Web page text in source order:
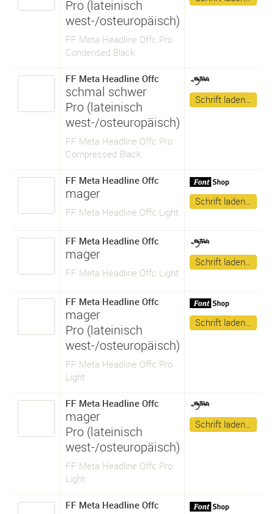
Pro (lateinisch
west-/osteuropäisch)
FF Meta Headline Offc Pro
Condensed Black
FF Meta Headline Offc
schmal schwer
Pro (lateinisch
west-/osteuropäisch)
FF Meta Headline Offc Pro
Compressed Black
Schrift laden…
FF Meta Headline Offc
mager
FF Meta Headline Offc Light
Schrift laden…
FF Meta Headline Offc
mager
FF Meta Headline Offc Light
Schrift laden…
FF Meta Headline Offc
mager
Pro (lateinisch
west-/osteuropäisch)
FF Meta Headline Offc Pro
Light
Schrift laden…
FF Meta Headline Offc
mager
Pro (lateinisch
west-/osteuropäisch)
FF Meta Headline Offc Pro
Light
Schrift laden…
FF Meta Headline Offc